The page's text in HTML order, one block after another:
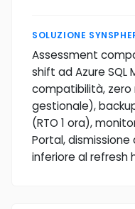
SOLUZIONE
Assessment
shift ad Azure
compatibilità,
gestionale),
(RTO 1 ora),
Portal, dismissione
inferiore al refresh